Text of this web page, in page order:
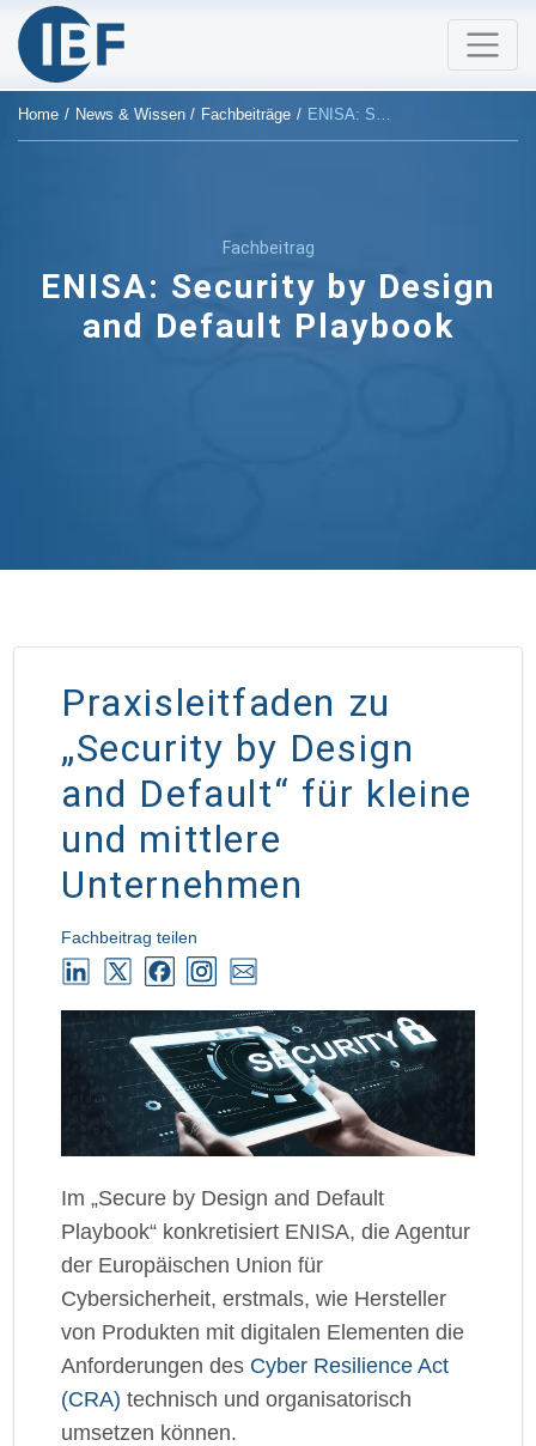
Home News & Wissen Fachbeiträge ENISA: Security by Design and Default Playbook
Fachbeitrag
ENISA: Security by Design
and Default Playbook
Praxisleitfaden zu
„Security by Design
and Default“ für kleine
und mittlere
Unternehmen
Fachbeitrag teilen
Im „Secure by Design and Default
Playbook“ konkretisiert ENISA, die Agentur
der Europäischen Union für
Cybersicherheit, erstmals, wie Hersteller
von Produkten mit digitalen Elementen die
Anforderungen des Cyber Resilience Act
(CRA) technisch und organisatorisch
umsetzen können.